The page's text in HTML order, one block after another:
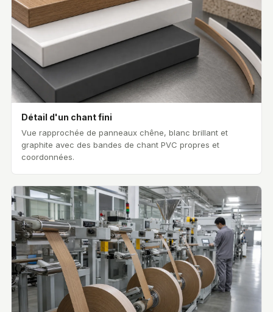
Détail d'un chant fini
Vue rapprochée de panneaux chêne, blanc brillant et
graphite avec des bandes de chant PVC propres et
coordonnées.